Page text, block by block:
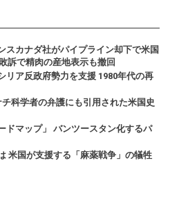
スカナダ社がパイプライン却下で米国
訴で精肉の産地表示も撤回
リア反政府勢力を支援 1980年代の再
科学者の弁護にも引用された米国史
ドマップ」 バンツースタン化するパ
米国が支援する「麻薬戦争」の犠牲